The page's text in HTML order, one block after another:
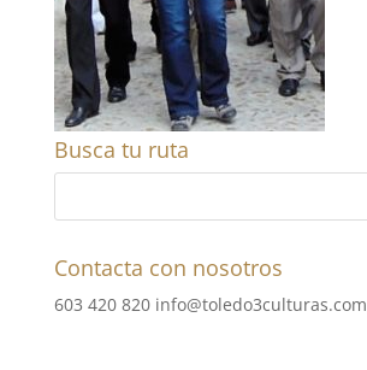
Busca tu ruta
Contacta con nosotros
603 420 820 info@toledo3culturas.com